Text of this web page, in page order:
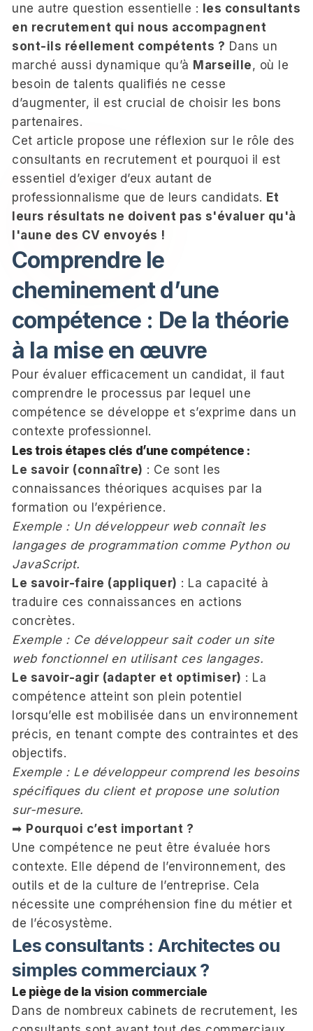
une autre question essentielle : les consultants
en recrutement qui nous accompagnent
sont-ils réellement compétents ? Dans un
marché aussi dynamique qu’à Marseille, où le
besoin de talents qualifiés ne cesse
d’augmenter, il est crucial de choisir les bons
partenaires.
Cet article propose une réflexion sur le rôle des
consultants en recrutement et pourquoi il est
essentiel d’exiger d’eux autant de
professionnalisme que de leurs candidats. Et
leurs résultats ne doivent pas s'évaluer qu'à
l'aune des CV envoyés !
Comprendre le
cheminement d’une
compétence : De la théorie
à la mise en œuvre
Pour évaluer efficacement un candidat, il faut
comprendre le processus par lequel une
compétence se développe et s’exprime dans un
contexte professionnel.
Les trois étapes clés d’une compétence :
Le savoir (connaître) : Ce sont les
connaissances théoriques acquises par la
formation ou l’expérience.
Exemple : Un développeur web connaît les
langages de programmation comme Python ou
JavaScript.
Le savoir-faire (appliquer) : La capacité à
traduire ces connaissances en actions
concrètes.
Exemple : Ce développeur sait coder un site
web fonctionnel en utilisant ces langages.
Le savoir-agir (adapter et optimiser) : La
compétence atteint son plein potentiel
lorsqu’elle est mobilisée dans un environnement
précis, en tenant compte des contraintes et des
objectifs.
Exemple : Le développeur comprend les besoins
spécifiques du client et propose une solution
sur-mesure.
➡ Pourquoi c’est important ?
Une compétence ne peut être évaluée hors
contexte. Elle dépend de l’environnement, des
outils et de la culture de l’entreprise. Cela
nécessite une compréhension fine du métier et
de l’écosystème.
Les consultants : Architectes ou
simples commerciaux ?
Le piège de la vision commerciale
Dans de nombreux cabinets de recrutement, les